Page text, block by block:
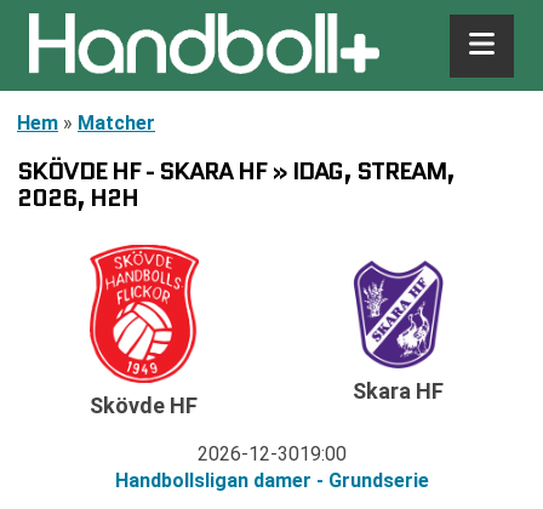
Hem » Matcher
SKÖVDE HF - SKARA HF » IDAG, STREAM,
2026, H2H
Skövde HF
2026-12-3019:00
Handbollsligan damer - Grundserie
Skara HF